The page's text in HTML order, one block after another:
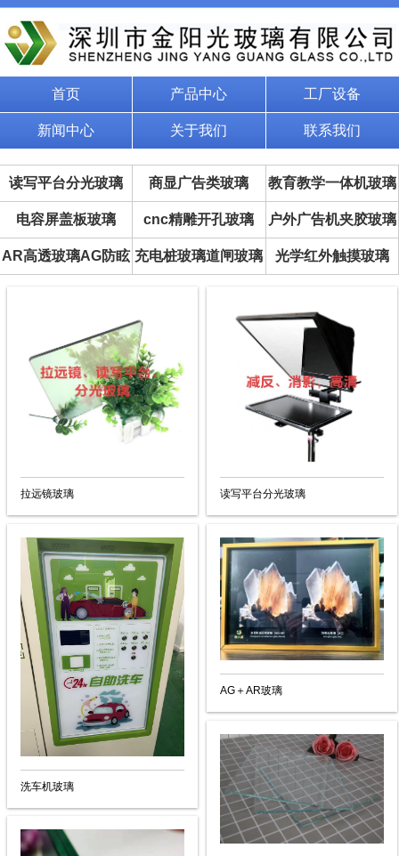
首页 产品中心 工厂设备
新闻中心 关于我们 联系我们
读写平台分光玻璃 商显广告类玻璃 教育教学一体机玻璃
电容屏盖板玻璃 cnc精雕开孔玻璃 户外广告机夹胶玻璃
AR高透玻璃AG防眩 充电桩玻璃道闸玻璃 光学红外触摸玻璃
拉远镜玻璃 读写平台分光玻璃
洗车机玻璃
AG＋AR玻璃